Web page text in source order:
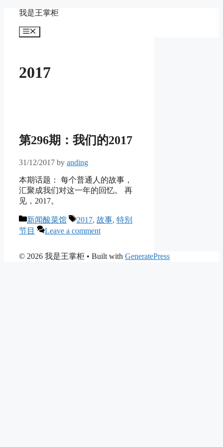
content
我是王掌柜
Menu
2017
第296期：我们的2017
31/12/2017 by anding
本期话题： 每个普通人的故事，
汇聚成我们对这一年的回忆。 再
见，2017。
Categories
新闻酸菜馆 Tags
2017, 故事, 特别
节目
Leave a comment
© 2026 我是王掌柜 • Built with GeneratePress